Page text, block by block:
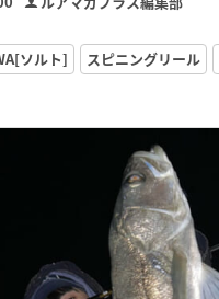
ソルト] スピニングリール